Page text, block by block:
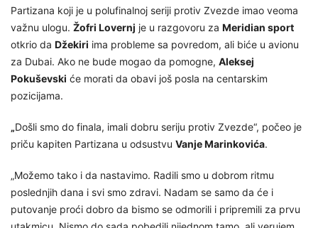
Partizana koji je u polufinalnoj seriji protiv Zvezde imao veoma
važnu ulogu. Žofri Lovernj je u razgovoru za Meridian sport
otkrio da Džekiri ima probleme sa povredom, ali biće u avionu
za Dubai. Ako ne bude mogao da pomogne, Aleksej
Pokuševski će morati da obavi još posla na centarskim
pozicijama.
„Došli smo do finala, imali dobru seriju protiv Zvezde“, počeo je
priču kapiten Partizana u odsustvu Vanje Marinkovića.
„Možemo tako i da nastavimo. Radili smo u dobrom ritmu
poslednjih dana i svi smo zdravi. Nadam se samo da će i
putovanje proći dobro da bismo se odmorili i pripremili za prvu